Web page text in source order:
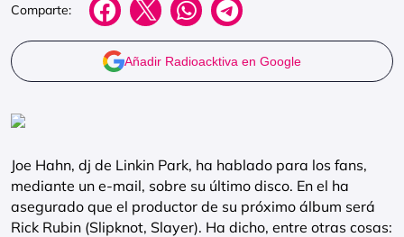
Comparte:
Añadir Radioacktiva en Google
Joe Hahn, dj de Linkin Park, ha hablado para los fans,
mediante un e-mail, sobre su último disco. En el ha
asegurado que el productor de su próximo álbum será
Rick Rubin (Slipknot, Slayer). Ha dicho, entre otras cosas: